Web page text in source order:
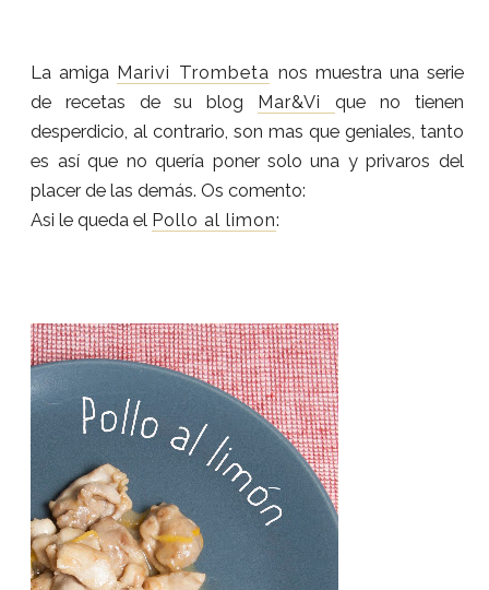
La amiga Marivi Trombeta nos muestra una serie
de recetas de su blog Mar&Vique no tienen
desperdicio, al contrario, son mas que geniales, tanto
es así que no quería poner solo una y privaros del
placer de las demás. Os comento:
Asi le queda el Pollo al limon: